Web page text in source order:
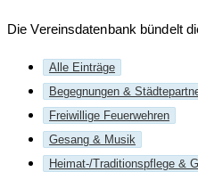
Die Vereinsdatenbank bündelt
Alle Einträge
Begegnungen &
Freiwillige Feuerwehren
Gesang & Musik
Heimat-/Traditionspflege &